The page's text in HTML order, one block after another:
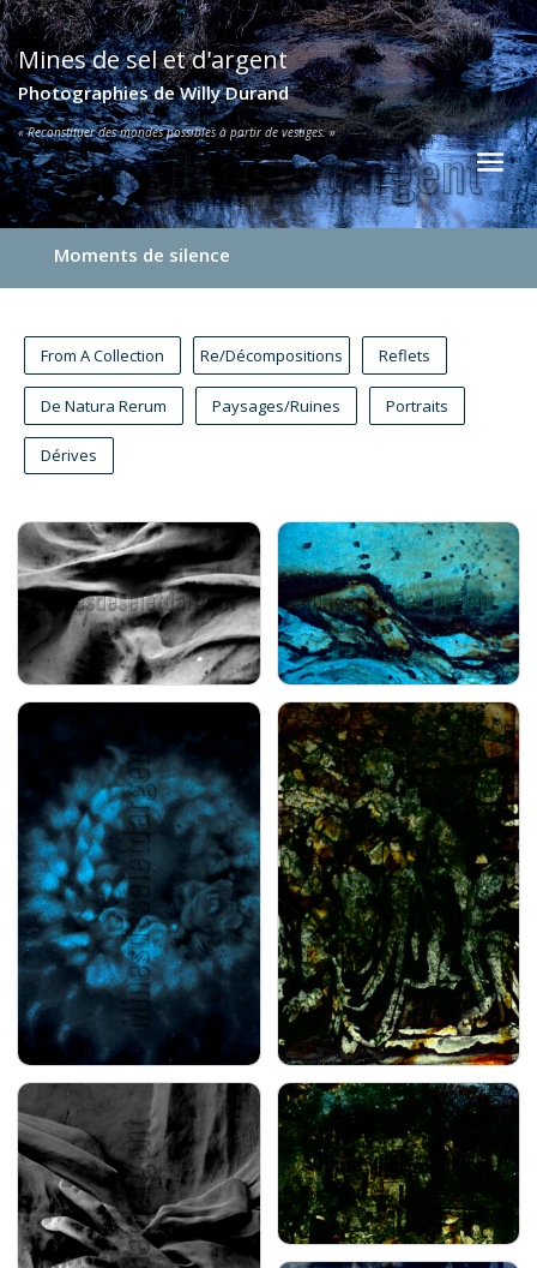
Mines de sel et d'argent
Photographies de Willy Durand
« Reconstituer des mondes possibles à partir de vestiges. »
Moments de silence
From A Collection Re/Décompositions Reflets
De Natura Rerum Paysages/Ruines Portraits
Dérives